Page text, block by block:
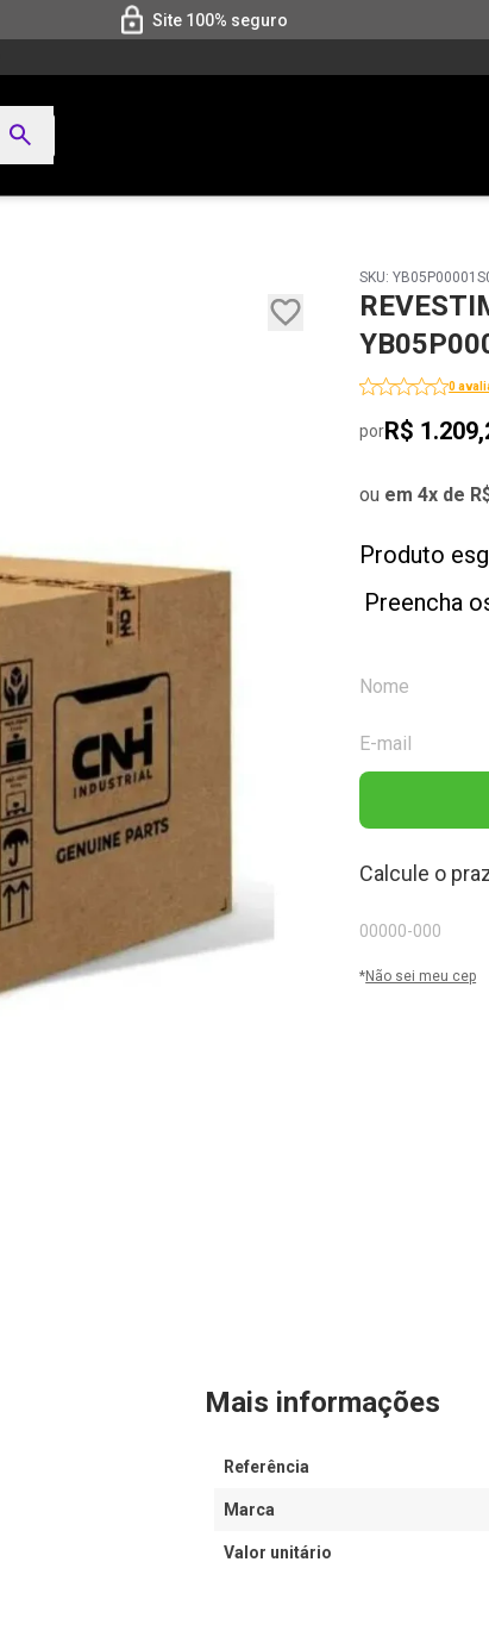
Site 100% seguro
SKU:
0
porR$
ou em 4x de
Produto
Preencha
Calcule o
*Não sei meu cep
Mais informações
Referência
Marca
Valor unitário